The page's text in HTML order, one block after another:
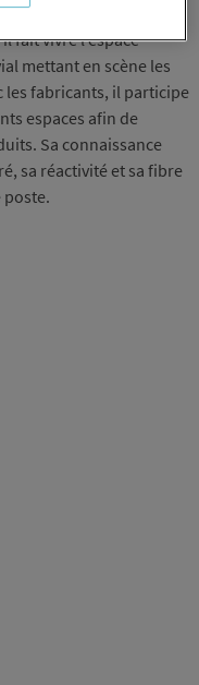
A la fois
fait vivre l’espace
mettant en scène les
les fabricants, il participe
espaces afin de
Sa connaissance
sa réactivité et sa fibre